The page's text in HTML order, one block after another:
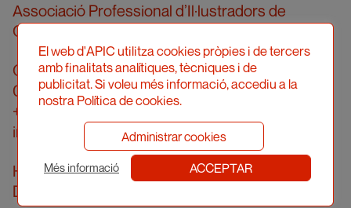
Associació Professional d’Il·lustradors de
Catalunya
Carrer Londres, 96, pral. 2a
08036 Barcelona
+34 934 161 474
info@apic.cat
Horari d’atenció telefònica
De dilluns a divendres de 10 a 14h
El web d'APIC utilitza cookies pròpies i de tercers
amb finalitats analítiques, tècniques i de
publicitat. Si voleu més informació, accediu a la
nostra Política de cookies.
Administrar cookies
Més informació ACCEPTAR